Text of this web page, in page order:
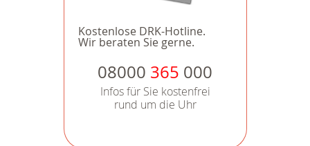
Kostenlose DRK-Hotline.
Wir beraten Sie gerne.
08000 365 000
Infos für Sie kostenfrei
rund um die Uhr